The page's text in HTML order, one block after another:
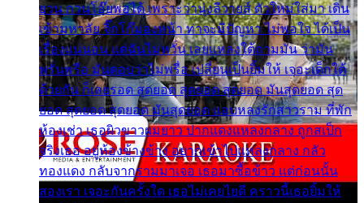
ยวน กวนโอ๊ยพอได้ เพราะว่านุ่งลีวายส์ ตัวใหม่ใส่มา เดิน
เข้ามหาลัย จิ๊กโก๊มองหน้า ท่าจะมีปัญหา ไม่พอใจ ได้เป็น
เรื่องแน่นอน แต่ฉันไม่หวั่น เลยแหลงใต้ถามมัน ว่ามัน
พรั่นพรือ มันตอบว่าไม่พรื่อ เปลี่ยนเป็นยิ้มให้ เจอะเด็กใต้
ด้วยกัน ก็เลยรอด สุดยอด สุดยอด สุดยอด มันสุดยอด สุด
ยอด สุดยอด สุดยอด มันสุดยอด แอบหลงรักสาวราม ที่พัก
ห้องเช่า เธอผิวขาวผมยาว ปากแดงแหลงกลาง ถูกสเป็ก
จริงเธอ อยู่ห้องข้างข้าง อยากเข้าไปแหลงกลาง กลัว
ทองแดง กลับจากรามมาเจอ เธอมาซื้อข้าว แต่ก่อนนั้น
สองเรา เจอะกันครั้งใด เธอไม่เคยไยดี คราวนี้เธอยิ้มให้